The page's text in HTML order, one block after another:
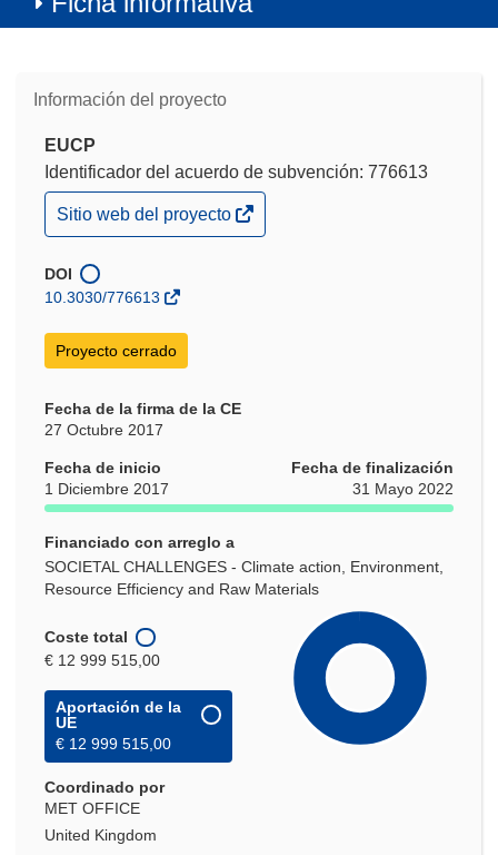
Información del proyecto
EUCP
Identificador del acuerdo de subvención: 776613
(se
abrirá
una
nueva
Sitio web del proyecto
DOI
10.3030/776613
Proyecto cerrado
Fecha de la firma de la CE
27 Octubre 2017
Fecha de inicio
1 Diciembre 2017
Fecha de finalización
31 Mayo 2022
Financiado con arreglo a
SOCIETAL CHALLENGES - Climate action, Environment,
Resource Efficiency and Raw Materials
Coste total
€ 12 999 515,00
Aportación de la
UE
€ 12 999 515,00
Coordinado por
MET OFFICE
United Kingdom